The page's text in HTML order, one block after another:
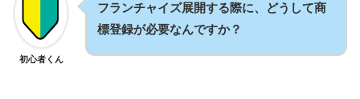
初心者くん
フランチャイズ展開する際に、どうして商
標登録が必要なんですか？